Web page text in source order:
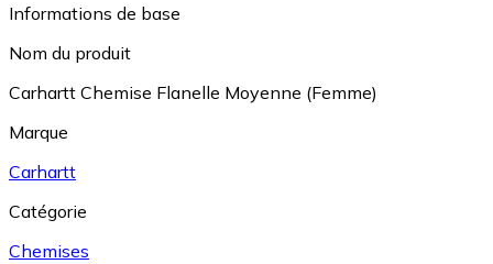
Informations de base
Nom du produit
Carhartt Chemise Flanelle Moyenne (Femme)
Marque
Carhartt
Catégorie
Chemises